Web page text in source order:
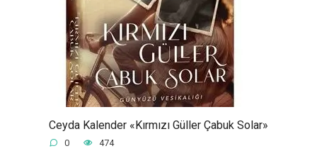
Ceyda Kalender «Kırmızı Güller Çabuk Solar»
0 474